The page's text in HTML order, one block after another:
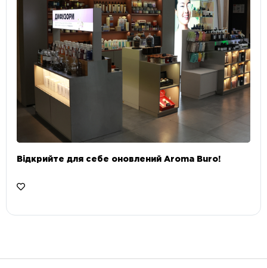
Відкрийте для себе оновлений Aroma Buro! ⠀